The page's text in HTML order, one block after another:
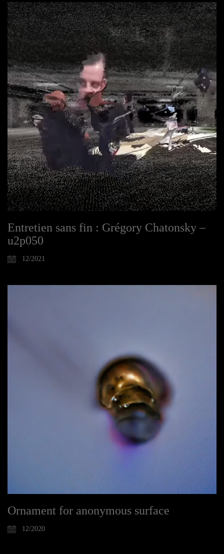
Entretien sans fin : Grégory Chatonsky –
u2p050
12/2021
Ornament for anonymous surface
12/2020